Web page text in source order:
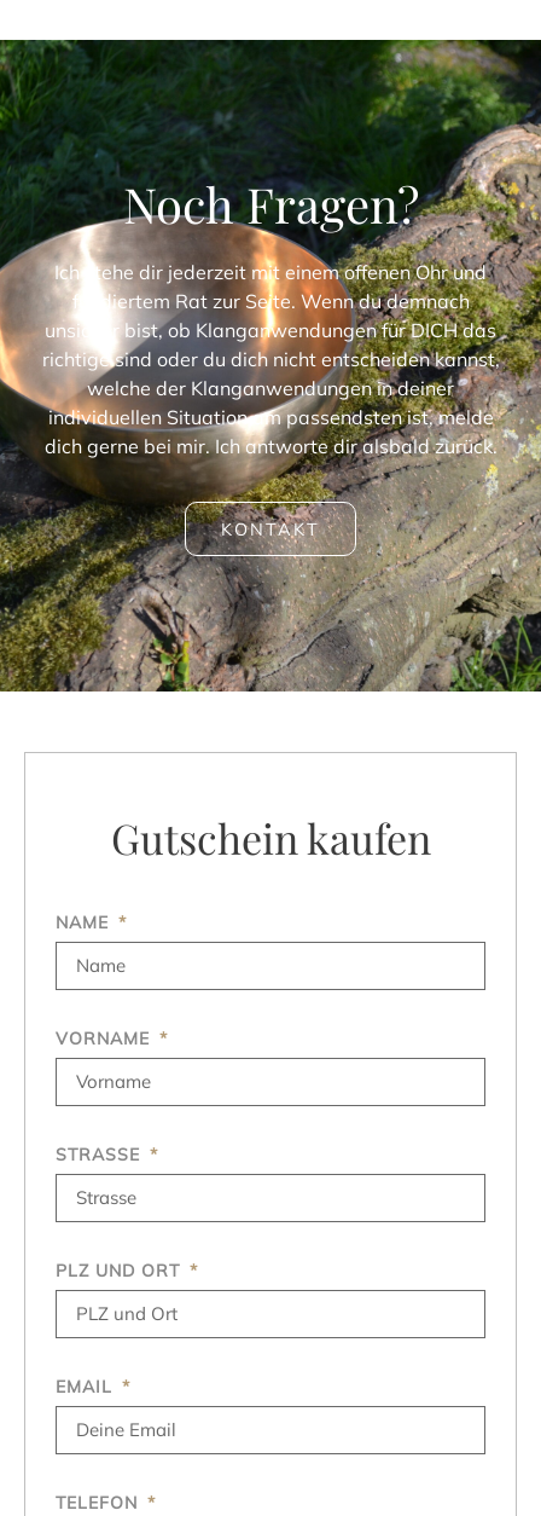
Noch Fragen?
Ich stehe dir jederzeit mit einem offenen Ohr und
fundiertem Rat zur Seite. Wenn du demnach
unsicher bist, ob Klanganwendungen fürDICHdas
richtige sind oder du dich nicht entscheiden kannst,
welche der Klanganwendungen in deiner
individuellen Situation am passendsten ist, melde
dich gerne bei mir. Ich antworte dir alsbald zurück.
KONTAKT
Gutschein kaufen
NAME
VORNAME
STRASSE
PLZ UND ORT
EMAIL
TELEFON